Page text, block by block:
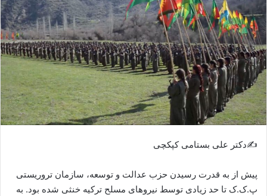
ا
ی
م
ی
ل
✍️دکتر علی بستامی کپکچی
پیش از به قدرت رسیدن حزب عدالت و توسعه، سازمان تروریستی
پ.ک.ک تا حد زیادی توسط نیروهای مسلح ترکیه خنثی شده بود. به